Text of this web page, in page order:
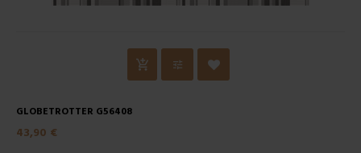
GLOBETROTTER G56408
43,90 €